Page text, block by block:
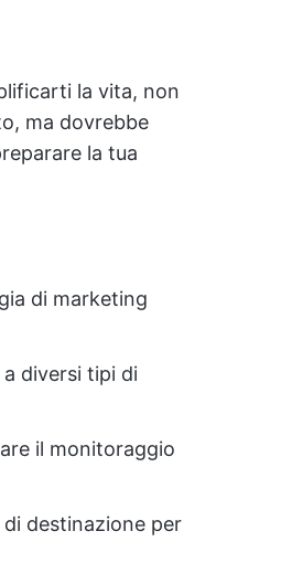
la vita, non
ma dovrebbe
la tua
di marketing
diversi tipi di
il monitoraggio
destinazione per